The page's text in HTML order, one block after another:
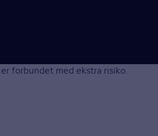
forbundet med ekstra risiko.